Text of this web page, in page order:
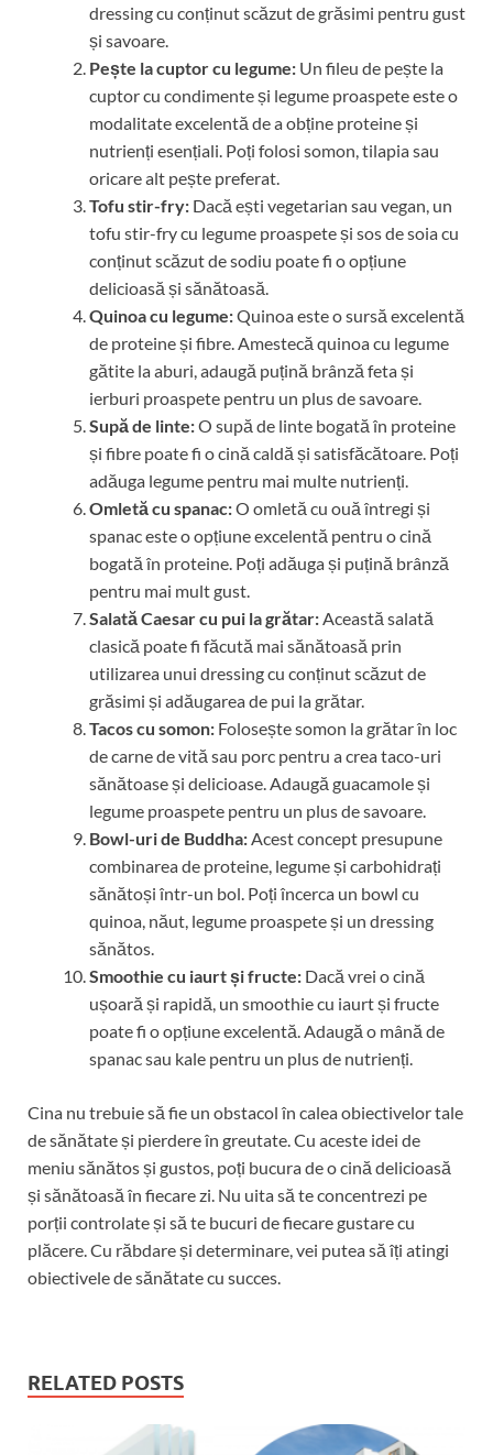
dressing cu conținut scăzut de grăsimi pentru gust
și savoare.
Pește la cuptor cu legume: Un fileu de pește la
cuptor cu condimente și legume proaspete este o
modalitate excelentă de a obține proteine și
nutrienți esențiali. Poți folosi somon, tilapia sau
oricare alt pește preferat.
Tofu stir-fry: Dacă ești vegetarian sau vegan, un
tofu stir-fry cu legume proaspete și sos de soia cu
conținut scăzut de sodiu poate fi o opțiune
delicioasă și sănătoasă.
Quinoa cu legume:Quinoa este o sursă excelentă
de proteine și fibre. Amestecă quinoa cu legume
gătite la aburi, adaugă puțină brânză feta și
ierburi proaspete pentru un plus de savoare.
Supă de linte:O supă de linte bogată în proteine
și fibre poate fi o cină caldă și satisfăcătoare. Poți
adăuga legume pentru mai multe nutrienți.
Omletă cu spanac:O omletă cu ouă întregi și
spanac este o opțiune excelentă pentru o cină
bogată în proteine. Poți adăuga și puțină brânză
pentru mai mult gust.
Salată Caesar cu pui la grătar:Această salată
clasică poate fi făcută mai sănătoasă prin
utilizarea unui dressing cu conținut scăzut de
grăsimi și adăugarea de pui la grătar.
Tacos cu somon: Folosește somon la grătar în loc
de carne de vită sau porc pentru a crea taco-uri
sănătoase și delicioase. Adaugă guacamole și
legume proaspete pentru un plus de savoare.
Bowl-uri de Buddha:Acest concept presupune
combinarea de proteine, legume și carbohidrați
sănătoși într-un bol. Poți încerca un bowl cu
quinoa, năut, legume proaspete și un dressing
sănătos.
Smoothie cu iaurt și fructe: Dacă vrei o cină
ușoară și rapidă, un smoothie cu iaurt și fructe
poate fi o opțiune excelentă. Adaugă o mână de
spanac sau kale pentru un plus de nutrienți.
Cina nu trebuie să fie un obstacol în calea obiectivelor tale
de sănătate și pierdere în greutate. Cu aceste idei de
meniu sănătos și gustos, poți bucura de o cină delicioasă
și sănătoasă în fiecare zi. Nu uita să te concentrezi pe
porții controlate și să te bucuri de fiecare gustare cu
plăcere. Cu răbdare și determinare, vei putea să îți atingi
obiectivele de sănătate cu succes.
RELATED POSTS